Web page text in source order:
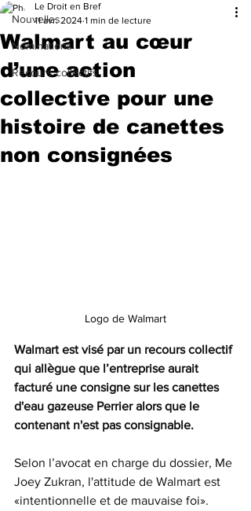
Nouvelles
Nominations
Recours collectifs
Walmart au cœur
d’une action
collective pour une
histoire de canettes
non consignées
Le Droit en Bref
11 avr. 2024 1 min de lecture
Logo de Walmart
Walmart est visé par un recours collectif
qui allègue que l’entreprise aurait
facturé une consigne sur les canettes
d'eau gazeuse Perrier alors que le
contenant n'est pas consignable.
Selon l’avocat en charge du dossier, Me
Joey Zukran, l'attitude de Walmart est
«intentionnelle et de mauvaise foi».